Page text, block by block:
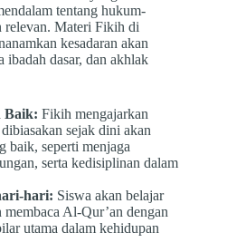
tentang hukum-
relevan. Materi Fikih di
kesadaran akan
ibadah dasar, dan akhlak
Baik: Fikih mengajarkan
sejak dini akan
baik, seperti menjaga
serta kedisiplinan dalam
hari: Siswa akan belajar
Al-Qur’an dengan
utama dalam kehidupan